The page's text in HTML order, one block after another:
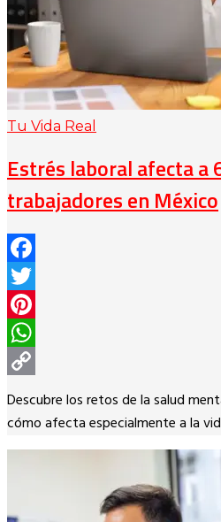
Tu Vida Real
Estrés laboral afecta a
trabajadores en México
Facebook
Twitter
Pinterest
WhatsApp
Copy
Link
Descubre los retos de la salud
cómo afecta especialmente a la